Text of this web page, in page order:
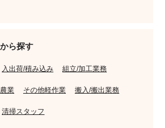
ら探す
入出荷/積み込み 組立/加工業務
農業 その他軽作業 搬入/搬出業務
清掃スタッフ